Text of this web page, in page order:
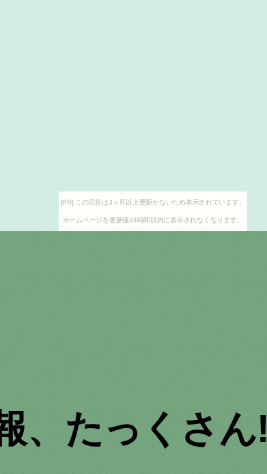
[PR] この広告は3ヶ月以上更新がないため表示されています。
ホームページを更新後24時間以内に表示されなくなります。
、たっくさん!